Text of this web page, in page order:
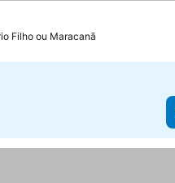
Filho ou Maracanã